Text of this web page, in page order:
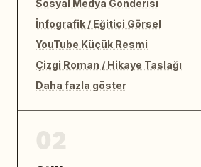
Sosyal Medya Gönderisi
İnfografik / Eğitici Görsel
YouTube Küçük Resmi
Çizgi Roman / Hikaye Taslağı
Daha fazla göster